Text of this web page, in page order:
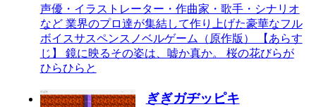
声優・イラストレーター・作曲家・歌手・シナリオ
など 業界のプロ達が集結して作り上げた豪華なフル
ボイスサスペンスノベルゲーム（原作版） 【あらす
じ】 鏡に映るその姿は、嘘か真か。 桜の花びらが
ひらひらと
ぎぎガヂッピキ